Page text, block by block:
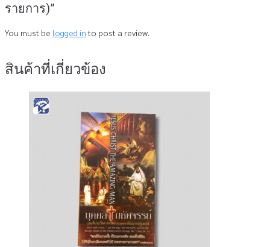
รายการ)”
You must be logged into post a review.
สินค้าที่เกี่ยวข้อง